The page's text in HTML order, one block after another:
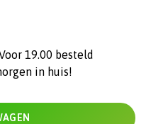
Voor 19.00 besteld
in huis!